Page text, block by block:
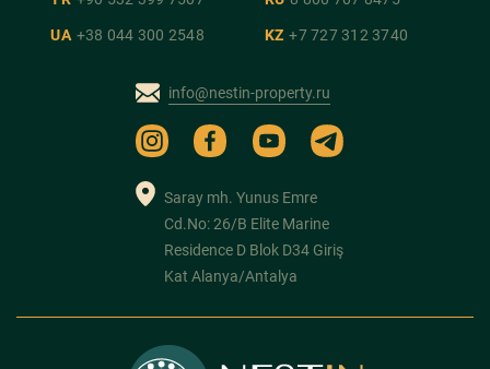
UA +38 044 300 2548 KZ +7 727 312 3740
info@nestin-property.ru
Saray mh. Yunus Emre
Cd.No: 26/B Elite Marine
Residence D Blok D34 Giriş
Kat Alanya/Antalya